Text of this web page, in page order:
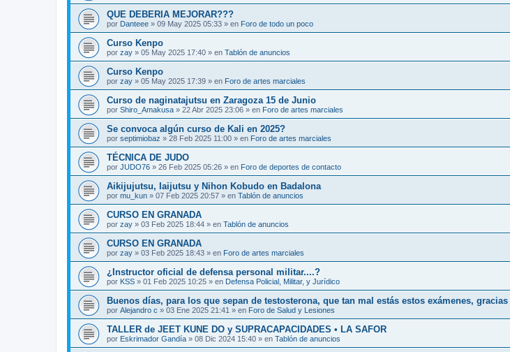
QUE DEBERIA MEJORAR???
por Danteee » 09 May 2025 05:33 » en Foro de todo un poco
Curso Kenpo
por zay » 05 May 2025 17:40 » en Tablón de anuncios
Curso Kenpo
por zay » 05 May 2025 17:39 » en Foro de artes marciales
Curso de naginatajutsu en Zaragoza 15 de Junio
por Shiro_Amakusa » 22 Abr 2025 23:06 » en Foro de artes marciales
Se convoca algún curso de Kali en 2025?
por septimiobaz » 28 Feb 2025 11:00 » en Foro de artes marciales
TÉCNICA DE JUDO
por JUDO76 » 26 Feb 2025 05:26 » en Foro de deportes de contacto
Aikijujutsu, Iaijutsu y Nihon Kobudo en Badalona
por mu_kun » 07 Feb 2025 20:57 » en Tablón de anuncios
CURSO EN GRANADA
por zay » 03 Feb 2025 18:44 » en Tablón de anuncios
CURSO EN GRANADA
por zay » 03 Feb 2025 18:43 » en Foro de artes marciales
¿Instructor oficial de defensa personal militar....?
por KSS » 01 Feb 2025 10:25 » en Defensa Policial, Militar, y Jurídico
Buenos días, para los que sepan de testosterona, que tan mal estás estos exámenes, gracias
por Alejandro c » 03 Ene 2025 21:41 » en Foro de Salud y Lesiones
TALLER de JEET KUNE DO y SUPRACAPACIDADES • LA SAFOR
por Eskrimador Gandía » 08 Dic 2024 15:40 » en Tablón de anuncios